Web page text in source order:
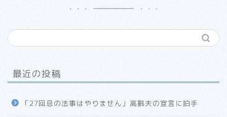
最近の投稿
「27回忌の法事はやりません」高齢夫の宣言に拍手